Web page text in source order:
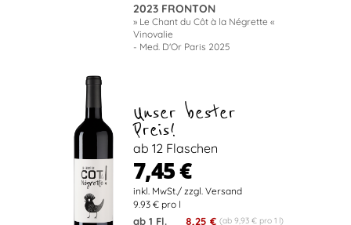
2023 FRONTON
» Le Chant du Côt à la Négrette «
Vinovalie
- Med. D'Or Paris 2025
Unser bester
Preis!
ab 12 Flaschen
7,45 €
9.93 € pro l
ab 1 Fl. 8,25 € (ab 9,93 € pro 1 l)